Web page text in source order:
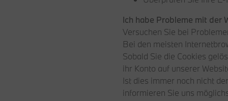
Ich habe Probleme mit der
Versuchen Sie bei
Bei den meisten
Sobald Sie die Cookies
ihr Konto auf unserer
Ist dies immer noch nicht
informieren Sie uns